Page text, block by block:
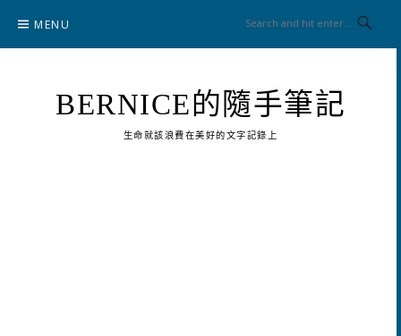
content
MENU
BERNICE的隨手筆記
生命就該浪費在美好的文字記錄上